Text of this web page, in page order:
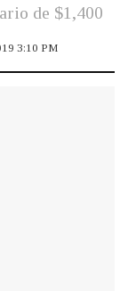
de $1,400
3:10 PM